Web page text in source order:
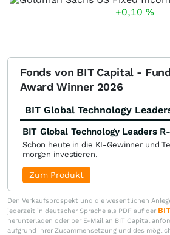
+0,10 %
Fonds von BIT Capital - Fund
Award Winner 2026
BIT Global Technology
BIT Global Technology Leaders
Schon heute in die KI-Gewinner und
morgen investieren.
Zum Produkt
Den Verkaufsprospekt und die wesentlichen
jederzeit in deutscher Sprache als PDF auf der
herunterladen oder per E-Mail an BIT Capital
aufgrund ihrer Zusammensetzung und des